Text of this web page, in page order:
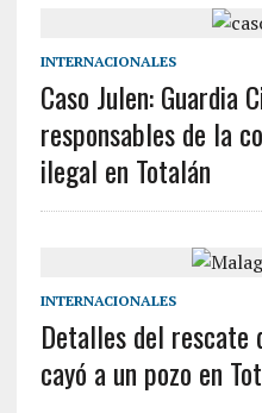
INTERNACIONALES
Caso Julen: Guardia
responsables de la
ilegal en Totalán
INTERNACIONALES
Detalles del rescate
cayó a un pozo en